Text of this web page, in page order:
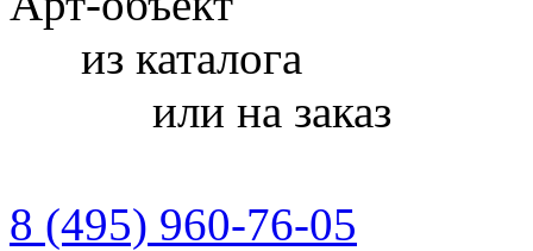
из каталога
или на заказ
8 (495) 960-76-05